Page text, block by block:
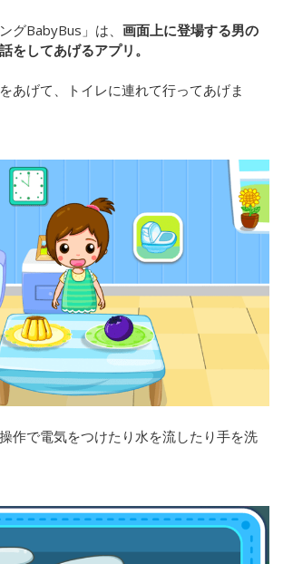
グBabyBus」は、 画面上に登場する男の
をしてあげるアプリ。
あげて、トイレに連れて行ってあげま
作で電気をつけたり水を流したり手を洗